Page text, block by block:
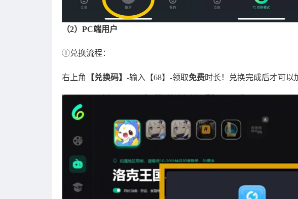
（2）PC端用户
①兑换流程：
右上角 【兑换码】 -输入【68】-领取免费时长！兑换完成后才可以